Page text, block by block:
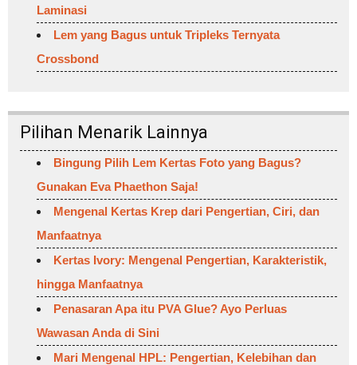
Laminasi
Lem yang Bagus untuk Tripleks Ternyata
Crossbond
Pilihan Menarik Lainnya
Bingung Pilih Lem Kertas Foto yang Bagus?
Gunakan Eva Phaethon Saja!
Mengenal Kertas Krep dari Pengertian, Ciri, dan
Manfaatnya
Kertas Ivory: Mengenal Pengertian, Karakteristik,
hingga Manfaatnya
Penasaran Apa itu PVA Glue? Ayo Perluas
Wawasan Anda di Sini
Mari Mengenal HPL: Pengertian, Kelebihan dan